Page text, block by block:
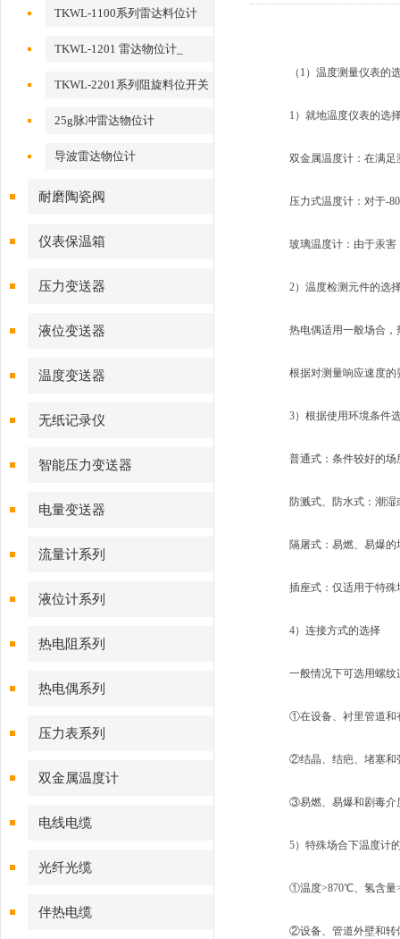
TKWL-1100系列雷达料位计
TKWL-1201 雷达物位计_
TKWL-2201系列阻旋料位开关
25g脉冲雷达物位计
导波雷达物位计
耐磨陶瓷阀
仪表保温箱
压力变送器
液位变送器
温度变送器
无纸记录仪
智能压力变送器
电量变送器
流量计系列
液位计系列
热电阻系列
热电偶系列
压力表系列
双金属温度计
电线电缆
光纤光缆
伴热电缆
（1）温度测量仪表的
1）就地温度仪表的选
双金属温度计：在满足
压力式温度计：对于-
玻璃温度计：由于汞害
2）温度检测元件的选
热电偶适用一般场合，
根据对测量响应速度的要
3）根据使用环境条件选
普通式：条件较好的场
防溅式、防水式：潮湿
隔屠式：易燃、易爆的
插座式：仅适用于特殊
4）连接方式的选择
一般情况下可选用螺纹
①在设备、衬里管道和
②结晶、结疤、堵塞和
③易燃、易爆和剧毒介
5）特殊场合下温度计
①温度>870℃、氢含量>5
②设备、管道外壁和转体